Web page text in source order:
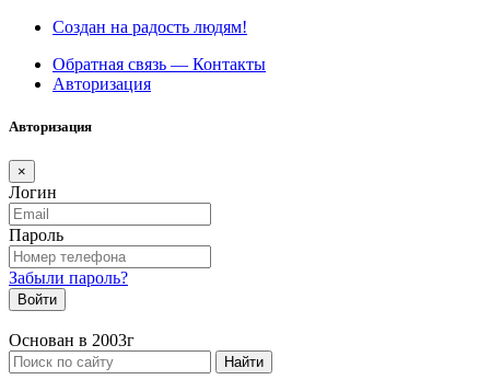
Создан на радость людям!
Обратная связь — Контакты
Авторизация
Авторизация
×
Логин
Пароль
Забыли пароль?
Войти
Основан в 2003г
Найти